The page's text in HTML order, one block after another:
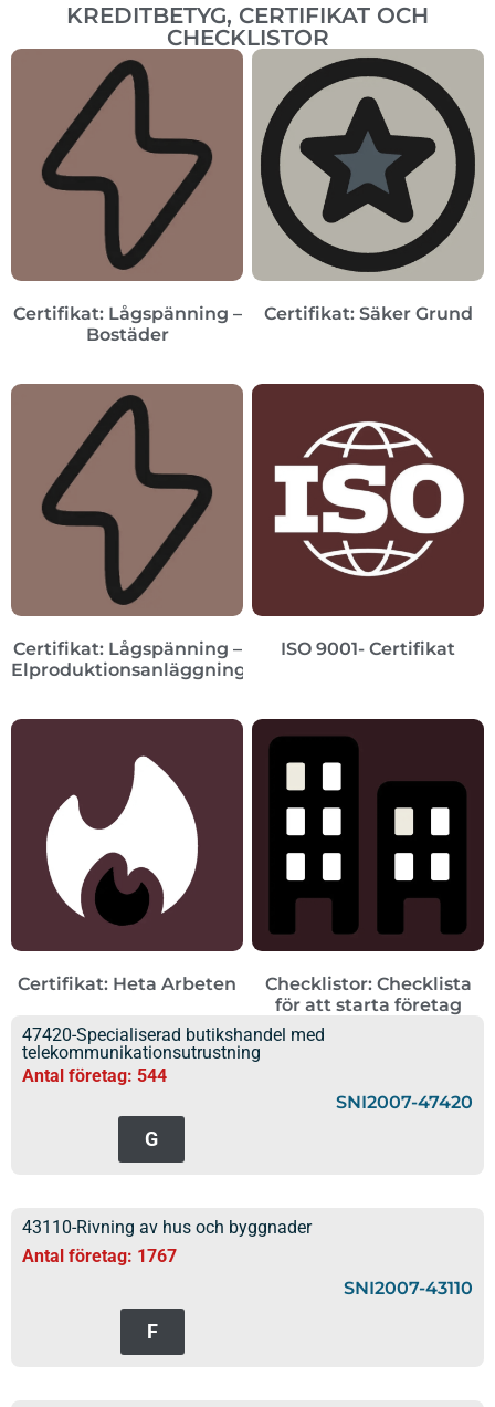
KREDITBETYG, CERTIFIKAT OCH
CHECKLISTOR
Certifikat: Lågspänning –
Bostäder
Certifikat: Säker Grund
Certifikat: Lågspänning –
Elproduktionsanläggningar
ISO 9001- Certifikat
Certifikat: Heta Arbeten
Checklistor: Checklista
för att starta företag
47420-Specialiserad butikshandel med
telekommunikationsutrustning
Antal företag: 544
SNI2007-47420
G
43110-Rivning av hus och byggnader
Antal företag: 1767
SNI2007-43110
F